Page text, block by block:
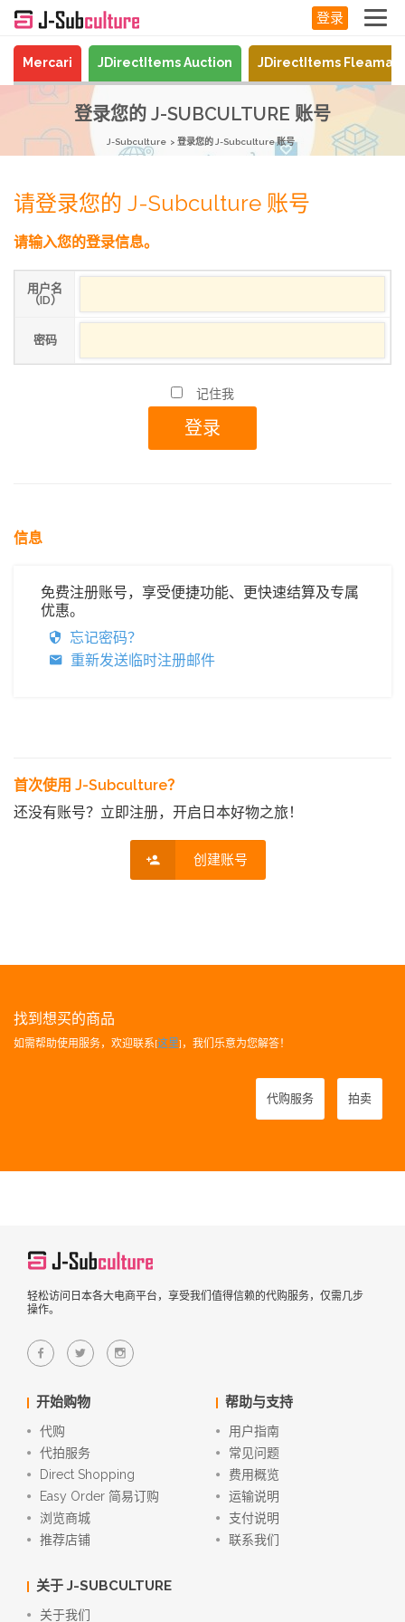
登录
Mercari JDirectItems Auction JDirectItems
登录您的 J-SUBCULTURE 账号
J-Subculture 登录您的 J-Subculture 账号
请登录您的 J-Subculture 账号
请输入您的登录信息。
用户名
（ID）
密码
记住我
信息
免费注册账号，享受便捷功能、更快速结算及专属
优惠。
忘记密码？
重新发送临时注册邮件
首次使用 J-Subculture？
还没有账号？立即注册，开启日本好物之旅！
创建账号
找到想买的商品
如需帮助使用服务，欢迎联系[这里]，我们乐意为您解答！
代购服务 拍卖
轻松访问日本各大电商平台，享受我们值得信赖的代购服务，仅需几步
操作。
开始购物
代购
代拍服务
Direct Shopping
Easy Order 简易订购
浏览商城
推荐店铺
帮助与支持
用户指南
常见问题
费用概览
运输说明
支付说明
联系我们
关于 J-SUBCULTURE
关于我们